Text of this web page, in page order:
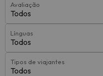
Avaliação
Todos
Línguas
Todos
Tipos de viajantes
Todos